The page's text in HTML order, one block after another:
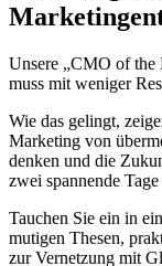
Unsere „CMO of the
muss mit weniger
Wie das gelingt,
Marketing von
denken und die
zwei spannende
Tauchen Sie ein in
mutigen Thesen,
zur Vernetzung mit